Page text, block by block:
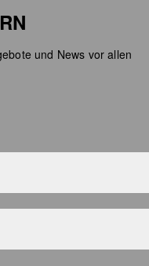
und News vor allen